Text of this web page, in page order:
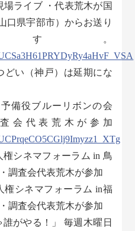
ライブ ・代表荒木が国
口県宇部市）からお送り
。
い（神戸）は延期にな
備役ブルーリボンの会
査会代表荒木が参加
シネマフォーラム in 鳥
調査会代表荒木が参加
シネマフォーラム in福
調査会代表荒木が参加
がやる！」 毎週木曜日